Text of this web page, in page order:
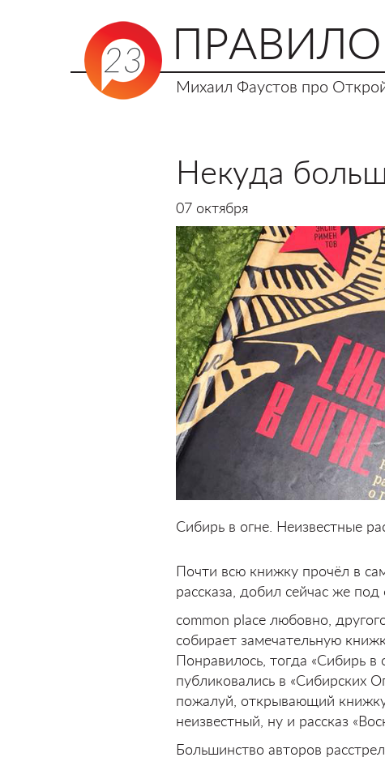
Михаил Фаустов про
Некуда
07 октября
Сибирь в огне. Неизвестные
Почти всю книжку прочёл в
рассказа, добил сейчас же
common place любовно,
собирает замечательную
Понравилось, тогда «Сибирь в
публиковались в «Сибирских
пожалуй, открывающий
неизвестный, ну и рассказ
Большинство авторов